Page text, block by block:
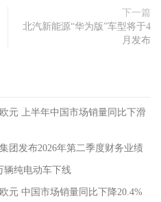
下一篇
北汽新能源“华为版”车型将于4
月发布
元 上半年中国市场销量同比下滑
团发布2026年第二季度财务业绩
辆纯电动车下线
元 中国市场销量同比下降20.4%